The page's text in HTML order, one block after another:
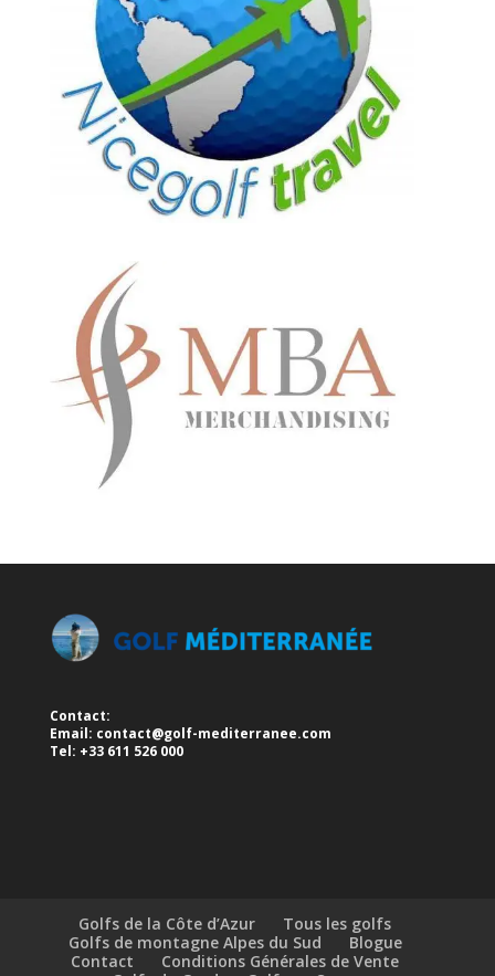
Contact:
Email: contact@golf-mediterranee.com
Tel: +33 611 526 000
Golfs de la Côte d’Azur
Tous les golfs
Golfs de montagne Alpes du Sud
Blogue
Contact
Conditions Générales de Vente